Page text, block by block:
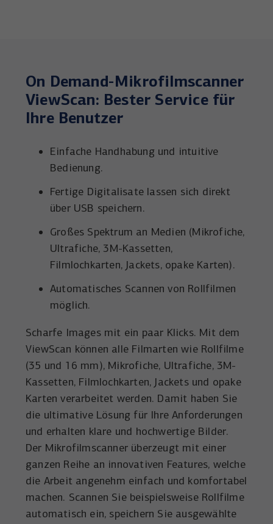
On Demand-Mikrofilmscanner
ViewScan: Bester Service für
Ihre Benutzer
Einfache Handhabung und intuitive
Bedienung.
Fertige Digitalisate lassen sich direkt
über USB speichern.
Großes Spektrum an Medien (Mikrofiche,
Ultrafiche, 3M-Kassetten,
Filmlochkarten, Jackets, opake Karten).
Automatisches Scannen von Rollfilmen
möglich.
Scharfe Images mit ein paar Klicks. Mit dem
ViewScan können alle Filmarten wie Rollfilme
(35 und 16 mm), Mikrofiche, Ultrafiche, 3M-
Kassetten, Filmlochkarten, Jackets und opake
Karten verarbeitet werden. Damit haben Sie
die ultimative Lösung für Ihre Anforderungen
und erhalten klare und hochwertige Bilder.
Der Mikrofilmscanner überzeugt mit einer
ganzen Reihe an innovativen Features, welche
die Arbeit angenehm einfach und komfortabel
machen. Scannen Sie beispielsweise Rollfilme
automatisch ein, speichern Sie ausgewählte